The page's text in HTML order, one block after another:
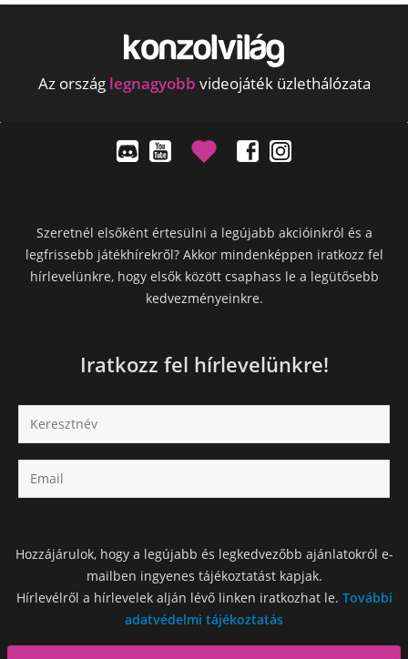
Az ország legnagyobb videojáték üzlethálózata
Szeretnél elsőként értesülni a legújabb akcióinkról és a
legfrissebb játékhírekről? Akkor mindenképpen iratkozz fel
hírlevelünkre, hogy elsők között csaphass le a legütősebb
kedvezményeinkre.
Iratkozz fel hírlevelünkre!
Hozzájárulok, hogy a legújabb és legkedvezőbb ajánlatokról e-
mailben ingyenes tájékoztatást kapjak.
Hírlevélről a hírlevelek alján lévő linken iratkozhat le. További
adatvédelmi tájékoztatás